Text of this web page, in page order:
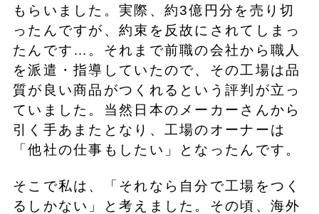
もらいました。実際、約3億円分を売り切
ったんですが、約束を反故にされてしまっ
たんです…。それまで前職の会社から職人
を派遣・指導していたので、その工場は品
質が良い商品がつくれるという評判が立っ
ていました。当然日本のメーカーさんから
引く手あまたとなり、工場のオーナーは
「他社の仕事もしたい」となったんです。
そこで私は、「それなら自分で工場をつく
るしかない」と考えました。その頃、海外